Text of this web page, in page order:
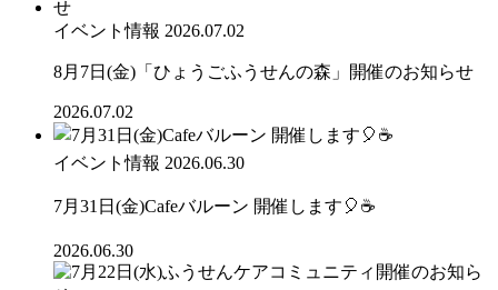
イベント情報 2026.07.02
8月7日(金)「ひょうごふうせんの森」開催のお知らせ
2026.07.02
イベント情報 2026.06.30
7月31日(金)Cafeバルーン 開催します🎈☕
2026.06.30